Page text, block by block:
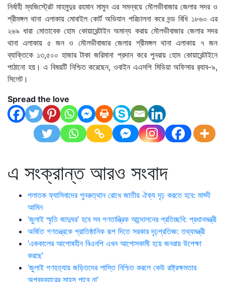
নির্বাহী ম্যজিস্ট্রেট মাহমুদুর রহমান মামুন এর সমন্বয়ে মৌলভীবাজার জেলার সদর ও
শ্রীমঙ্গল থানা এলাকায় মোবাইল কোর্ট অভিযান পরিচালনা করে দন্ড বিধি ১৮৬০ এর
২৬৯ ধারা মোতাবেক হোম কোয়ারেন্টাইন অমান্য করায় মৌলভীবাজার জেলার সদর
থানা এলাকায় ৫ জন ও মৌলভীবাজার জেলার শ্রীমঙ্গল থানা এলাকায় ৭ জন
ব্যাক্তিকে ১৩,৫০০ হাজার টাকা জরিমানা প্রদান করে পুনরায় হোম কোয়ারেন্টাইনে
পাঠানো হয়। এ বিষয়টি নিশ্চিত করেছেন, ওবাইন এএসপি মিডিয়া অফিসার র‌্যাব-৯,
সিলেট।
Spread the love
এ সংক্রান্ত আরও সংবাদ
পলাতক ফ্যাসিবাদের পুনরুত্থান রোধে জাতীয় ঐক্য দৃঢ় করতে হবে: মাহ্দী
আমিন
‘জুলাই স্মৃতি জাদুঘর’ হবে সব গণতান্ত্রিক আন্দোলনের প্রতিচ্ছবি: প্রধানমন্ত্রী
অর্জিত গণতন্ত্রকে প্রাতিষ্ঠানিক রূপ দিতে সরকার দৃঢ়প্রতিজ্ঞ: তথ্যমন্ত্রী
‘এককালের আপোষহীন বিএনপি এখন আপোসকামী হয়ে জনরায় উপেক্ষা
করছে’
‘জুলাই গণহত্যায় জড়িতদের শাস্তি নিশ্চিত করলে কেউ রাষ্ট্রক্ষমতার
অপব্যবহারের সাহস পাবে না’